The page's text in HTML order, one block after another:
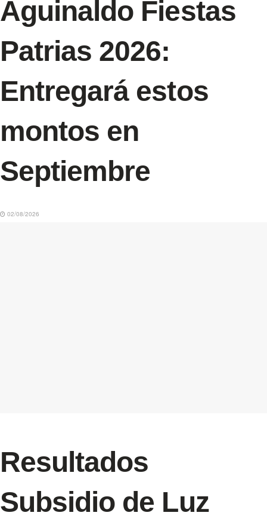
Aguinaldo Fiestas
Patrias 2026:
Entregará estos
montos en
Septiembre
02/08/2026
Resultados
Subsidio de Luz